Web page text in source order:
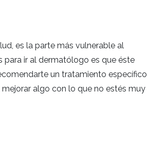
es la parte más vulnerable al
para ir al dermatólogo es que éste
un tratamiento específico
algo con lo que no estés muy